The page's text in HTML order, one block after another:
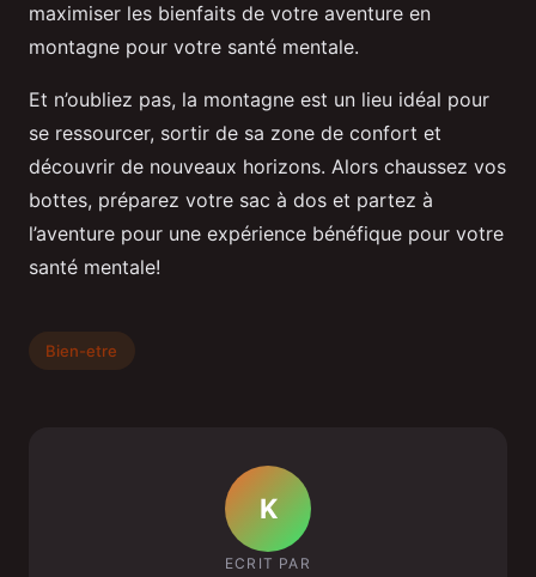
maximiser les bienfaits de votre aventure en
montagne pour votre santé mentale.
Et n’oubliez pas, la montagne est un lieu idéal pour
se ressourcer, sortir de sa zone de confort et
découvrir de nouveaux horizons. Alors chaussez vos
bottes, préparez votre sac à dos et partez à
l’aventure pour une expérience bénéfique pour votre
santé mentale!
Bien-etre
K
ECRIT PAR